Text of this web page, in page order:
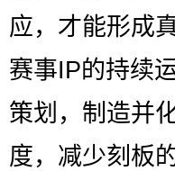
应，才能形成
赛事IP的持续
策划，制造并
度，减少刻板